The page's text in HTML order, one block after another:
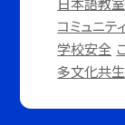
コミュニテ
学校安全
多文化共生